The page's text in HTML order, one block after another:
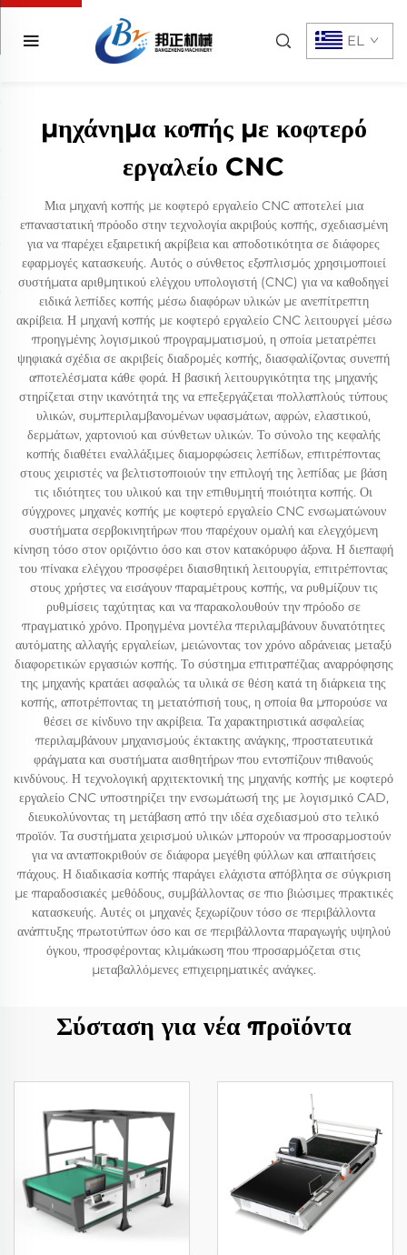
EL
μηχάνημα κοπής με κοφτερό
εργαλείο CNC
Μια μηχανή κοπής με κοφτερό εργαλείο CNC αποτελεί μια
επαναστατική πρόοδο στην τεχνολογία ακριβούς κοπής, σχεδιασμένη
για να παρέχει εξαιρετική ακρίβεια και αποδοτικότητα σε διάφορες
εφαρμογές κατασκευής. Αυτός ο σύνθετος εξοπλισμός χρησιμοποιεί
συστήματα αριθμητικού ελέγχου υπολογιστή (CNC) για να καθοδηγεί
ειδικά λεπίδες κοπής μέσω διαφόρων υλικών με ανεπίτρεπτη
ακρίβεια. Η μηχανή κοπής με κοφτερό εργαλείο CNC λειτουργεί μέσω
προηγμένης λογισμικού προγραμματισμού, η οποία μετατρέπει
ψηφιακά σχέδια σε ακριβείς διαδρομές κοπής, διασφαλίζοντας συνεπή
αποτελέσματα κάθε φορά. Η βασική λειτουργικότητα της μηχανής
στηρίζεται στην ικανότητά της να επεξεργάζεται πολλαπλούς τύπους
υλικών, συμπεριλαμβανομένων υφασμάτων, αφρών, ελαστικού,
δερμάτων, χαρτονιού και σύνθετων υλικών. Το σύνολο της κεφαλής
κοπής διαθέτει εναλλάξιμες διαμορφώσεις λεπίδων, επιτρέποντας
στους χειριστές να βελτιστοποιούν την επιλογή της λεπίδας με βάση
τις ιδιότητες του υλικού και την επιθυμητή ποιότητα κοπής. Οι
σύγχρονες μηχανές κοπής με κοφτερό εργαλείο CNC ενσωματώνουν
συστήματα σερβοκινητήρων που παρέχουν ομαλή και ελεγχόμενη
κίνηση τόσο στον οριζόντιο όσο και στον κατακόρυφο άξονα. Η διεπαφή
του πίνακα ελέγχου προσφέρει διαισθητική λειτουργία, επιτρέποντας
στους χρήστες να εισάγουν παραμέτρους κοπής, να ρυθμίζουν τις
ρυθμίσεις ταχύτητας και να παρακολουθούν την πρόοδο σε
πραγματικό χρόνο. Προηγμένα μοντέλα περιλαμβάνουν δυνατότητες
αυτόματης αλλαγής εργαλείων, μειώνοντας τον χρόνο αδράνειας μεταξύ
διαφορετικών εργασιών κοπής. Το σύστημα επιτραπέζιας αναρρόφησης
της μηχανής κρατάει ασφαλώς τα υλικά σε θέση κατά τη διάρκεια της
κοπής, αποτρέποντας τη μετατόπισή τους, η οποία θα μπορούσε να
θέσει σε κίνδυνο την ακρίβεια. Τα χαρακτηριστικά ασφαλείας
περιλαμβάνουν μηχανισμούς έκτακτης ανάγκης, προστατευτικά
φράγματα και συστήματα αισθητήρων που εντοπίζουν πιθανούς
κινδύνους. Η τεχνολογική αρχιτεκτονική της μηχανής κοπής με κοφτερό
εργαλείο CNC υποστηρίζει την ενσωμάτωσή της με λογισμικό CAD,
διευκολύνοντας τη μετάβαση από την ιδέα σχεδιασμού στο τελικό
προϊόν. Τα συστήματα χειρισμού υλικών μπορούν να προσαρμοστούν
για να ανταποκριθούν σε διάφορα μεγέθη φύλλων και απαιτήσεις
πάχους. Η διαδικασία κοπής παράγει ελάχιστα απόβλητα σε σύγκριση
με παραδοσιακές μεθόδους, συμβάλλοντας σε πιο βιώσιμες πρακτικές
κατασκευής. Αυτές οι μηχανές ξεχωρίζουν τόσο σε περιβάλλοντα
ανάπτυξης πρωτοτύπων όσο και σε περιβάλλοντα παραγωγής υψηλού
όγκου, προσφέροντας κλιμάκωση που προσαρμόζεται στις
μεταβαλλόμενες επιχειρηματικές ανάγκες.
Σύσταση για νέα προϊόντα